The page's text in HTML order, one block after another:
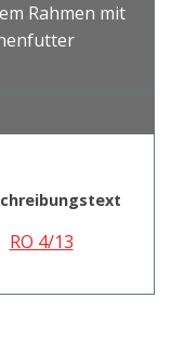
Rahmen mit
RO 4/13